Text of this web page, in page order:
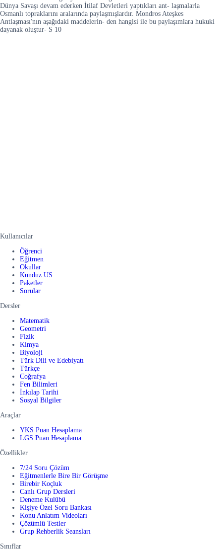
Dünya Savaşı devam ederken İtilaf Devletleri yaptıkları ant- laşmalarla
Osmanlı topraklarını aralarında paylaşmışlardır. Mondros Ateşkes
Antlaşması'nın aşağıdaki maddelerin- den hangisi ile bu paylaşımlara hukuki
dayanak oluştur- S 10
Kullanıcılar
Öğrenci
Eğitmen
Okullar
Kunduz US
Paketler
Sorular
Dersler
Matematik
Geometri
Fizik
Kimya
Biyoloji
Türk Dili ve Edebiyatı
Türkçe
Coğrafya
Fen Bilimleri
İnkılap Tarihi
Sosyal Bilgiler
Araçlar
YKS Puan Hesaplama
LGS Puan Hesaplama
Özellikler
7/24 Soru Çözüm
Eğitmenlerle Bire Bir Görüşme
Birebir Koçluk
Canlı Grup Dersleri
Deneme Kulübü
Kişiye Özel Soru Bankası
Konu Anlatım Videoları
Çözümlü Testler
Grup Rehberlik Seansları
Sınıflar